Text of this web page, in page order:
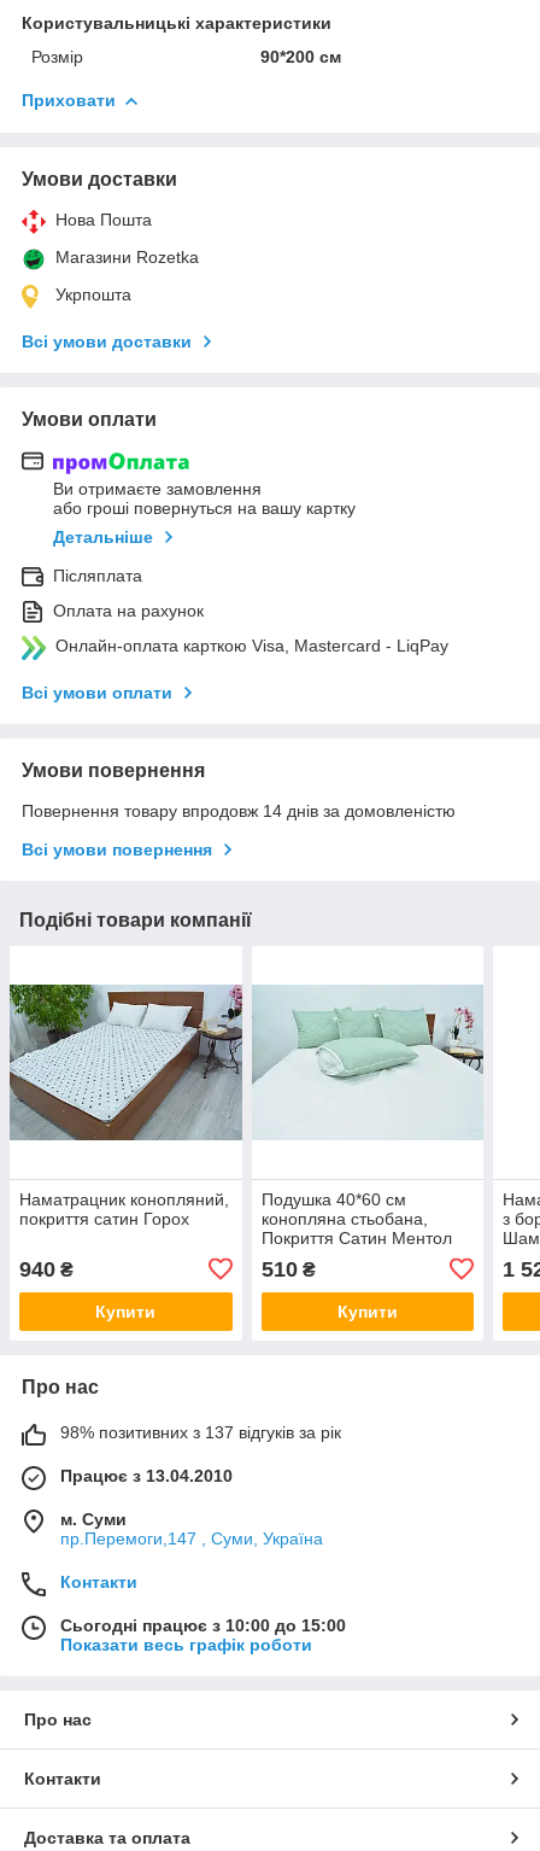
Користувальницькі характеристики
Розмір
90*200 см
Приховати
Умови доставки
Нова Пошта
Магазини Rozetka
Укрпошта
Всі умови доставки
Умови оплати
Ви отримаєте замовлення
або гроші повернуться на вашу картку
Детальніше
Післяплата
Оплата на рахунок
Онлайн-оплата карткою Visa, Mastercard - LiqPay
Всі умови оплати
Умови повернення
Повернення товару впродовж 14 днів за домовленістю
Всі умови повернення
Подібні товари компанії
Наматрацник конопляний,
покриття сатин Горох
940 ₴
Купити
Подушка 40*60 см
конопляна стьобана,
Покриття Сатин Ментол
510₴
Купити
з
1
Про нас
98% позитивних з 137 відгуків за рік
Працює з 13.04.2010
м. Суми
пр.Перемоги,147 , Суми, Україна
Контакти
Сьогодні працює з 10:00 до 15:00
Показати весь графік роботи
Про нас
Контакти
Доставка та оплата